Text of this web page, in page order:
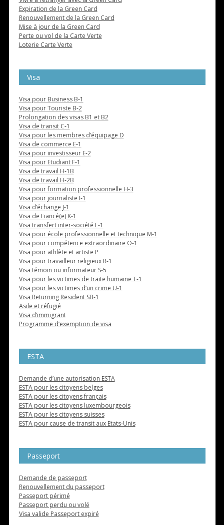
Expiration de la Green Card
Renouvellement de la Green Card
Mise à jour de la Green Card
Perte ou vol de la Carte Verte
Loterie Carte Verte
Visa
Visa pour Business B-1
Visa pour Touriste B-2
Prolongation des visas B1 et B2
Visa de transit C-1
Visa pour les membres d’équipage D
Visa de commerce E-1
Visa pour investisseur E-2
Visa pour Etudiant F-1
Visa de travail H-1B
Visa de travail H-2B
Visa pour formation professionnelle H-3
Visa pour journaliste I-1
Visa d’échange J-1
Visa de Fiancé(e) K-1
Visa transfert inter-société L-1
Visa pour école professionnelle et technique M-1
Visa pour compétence extraordinaire O-1
Visa pour athlète et artiste P
Visa pour travailleur religieux R-1
Visa témoin ou informateur S-5
Visa pour les victimes de traite humaine T-1
Visa pour les victimes d’un crime U-1
Visa Returning Resident SB-1
Asile et réfugié
Visa d’immigrant
Programme d’exemption de visa
ESTA
Demande d’une autorisation ESTA
ESTA pour les citoyens belges
ESTA pour les citoyens français
ESTA pour les citoyens luxembourgeois
ESTA pour les citoyens suisses
ESTA pour cause de transit aux Etats-Unis
Passeport
Demande de passeport
Renouvellement du passeport
Passeport périmé
Passeport perdu ou volé
Visa valide Passeport expiré